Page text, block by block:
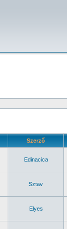
Szerző
Edinacica
Sztav
Elyes